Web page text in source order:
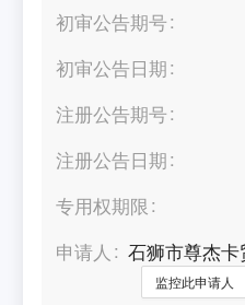
初审公告期号
初审公告日期
注册公告期号
注册公告日期
专用权期限
申请人
石狮市尊杰卡
监控此申请人